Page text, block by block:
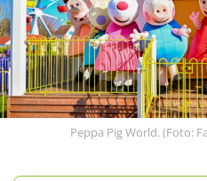
Peppa Pig World. (Foto: